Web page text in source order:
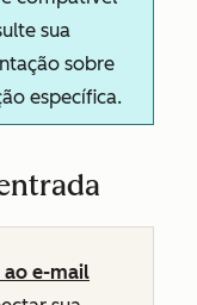
sua
sobre
específica.
ao e-mail